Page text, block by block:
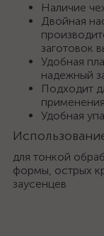
Наличие
Двойная
заготовок
Удобная
надежный
Подходит
применения
Удобная
для тонкой
формы, острых
заусенцев